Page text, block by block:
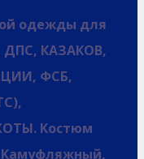
одежды для
КАЗАКОВ,
ФСБ,
Костюм
Камуфляжный,